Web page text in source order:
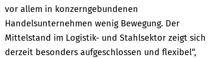
vor allem in konzerngebundenen
Handelsunternehmen wenig Bewegung. Der
Mittelstand im Logistik- und Stahlsektor zeigt sich
derzeit besonders aufgeschlossen und flexibel“,